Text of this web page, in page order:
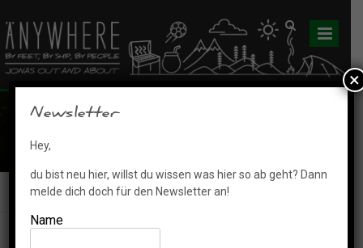
to
content
HOME Fotos aus Georgien
Newsletter
Hey,
du bist neu hier, willst du wissen was hier so ab geht? Dann
melde dich doch für den Newsletter an!
Name
×